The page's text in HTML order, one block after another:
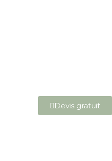
Devis gratuit